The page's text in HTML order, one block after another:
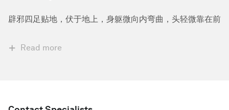
辟邪四足贴地，伏于地上，身躯微向内弯曲，头轻微靠在前
Read more